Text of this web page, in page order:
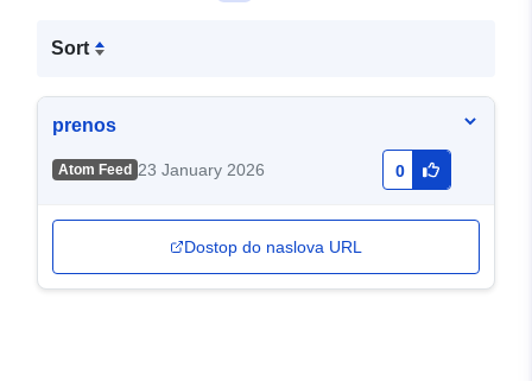
Sort
prenos
Atom Feed 23 January 2026 0
Dostop do naslova URL